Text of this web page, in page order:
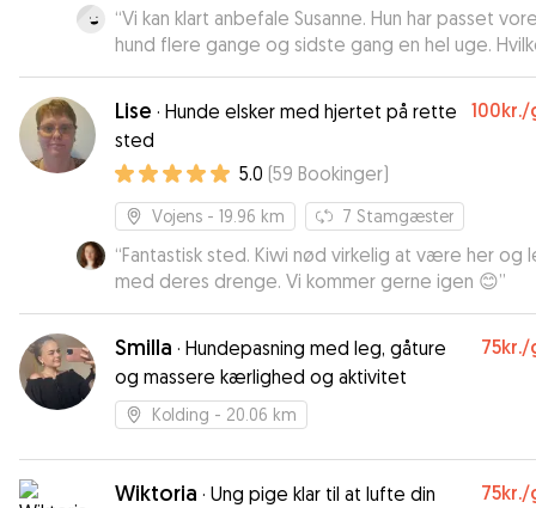
“Vi kan klart anbefale Susanne. Hun har passet
hund flere gange og sidste gang en hel uge.
var helt trygge ved.”
Lise · Hunde elsker med hjertet på rette
sted
100kr./
5.0 (59 Bookinger)
Vojens - 19.96 km 7 Stamgæster
“Fantastisk sted. Kiwi nød virkelig at være her og
med deres drenge. Vi kommer gerne igen 😊”
Smilla · Hundepasning med leg, gåture
og massere kærlighed og aktivitet
75kr./
Kolding - 20.06 km
Wiktoria · Ung pige klar til at lufte din
75kr./